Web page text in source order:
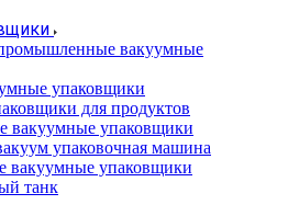
вакуумные
упаковщики
для продуктов
вакуумные упаковщики
упаковочная машина
вакуумные упаковщики
танк